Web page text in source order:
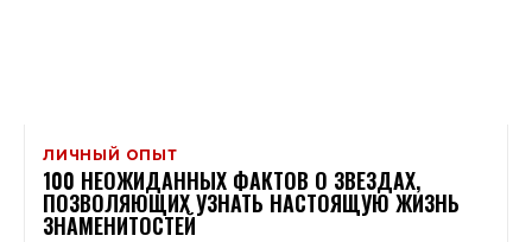
ЛИЧНЫЙ ОПЫТ
100 НЕОЖИДАННЫХ ФАКТОВ О ЗВЕЗДАХ,
ПОЗВОЛЯЮЩИХ УЗНАТЬ НАСТОЯЩУЮ ЖИЗНЬ
ЗНАМЕНИТОСТЕЙ